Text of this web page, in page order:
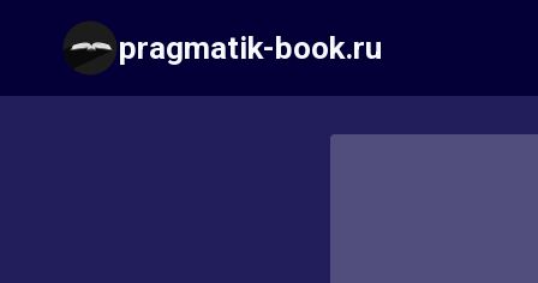
содержимому
pragmatik-book.ru